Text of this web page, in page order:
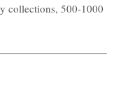
collections, 500-1000